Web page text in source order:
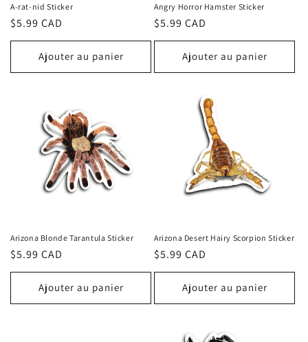
n
:
A-rat-nid Sticker
Prix
habituel
$5.99 CAD
Ajouter au panier
Angry Horror Hamster Sticker
Prix
habituel
$5.99 CAD
Ajouter au panier
Arizona Blonde Tarantula Sticker
Prix
habituel
$5.99 CAD
Ajouter au panier
Arizona Desert Hairy Scorpion Sticker
Prix
habituel
$5.99 CAD
Ajouter au panier